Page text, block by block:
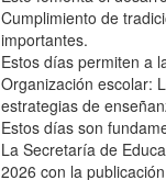
Cumplimiento de
importantes.
Estos días permiten a
Organización escolar:
estrategias de
Estos días son
La Secretaría de
2026 con la